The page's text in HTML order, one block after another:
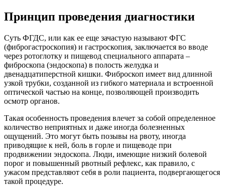
Принцип проведения диагностики
Суть ФГДС, или как ее еще зачастую называют ФГС
(фиброгастроскопия) и гастроскопия, заключается во вводе
через ротоглотку и пищевод специального аппарата –
фиброскопа (эндоскопа) в полость желудка и
двенадцатиперстной кишки. Фиброскоп имеет вид длинной
узкой трубки, созданной из гибкого материала и встроенной
оптической частью на конце, позволяющей производить
осмотр органов.
Такая особенность проведения влечет за собой определенное
количество неприятных и даже иногда болезненных
ощущений. Это могут быть позывы на рвоту, иногда
приводящие к ней, боль в горле и пищеводе при
продвижении эндоскопа. Люди, имеющие низкий болевой
порог и повышенный рвотный рефлекс, как правило, с
ужасом представляют себя в роли пациента, подвергающегося
такой процедуре.